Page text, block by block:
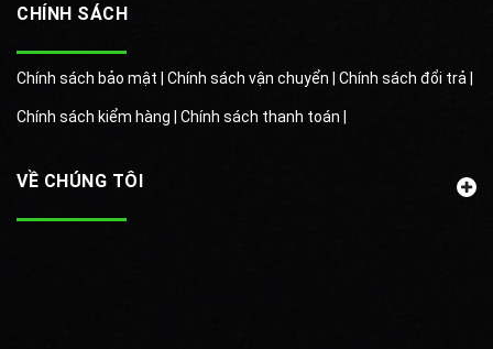
CHÍNH SÁCH
Chính sách bảo mật | Chính sách vận chuyển | Chính sách đổi trả |
Chính sách kiểm hàng | Chính sách thanh toán |
VỀ CHÚNG TÔI